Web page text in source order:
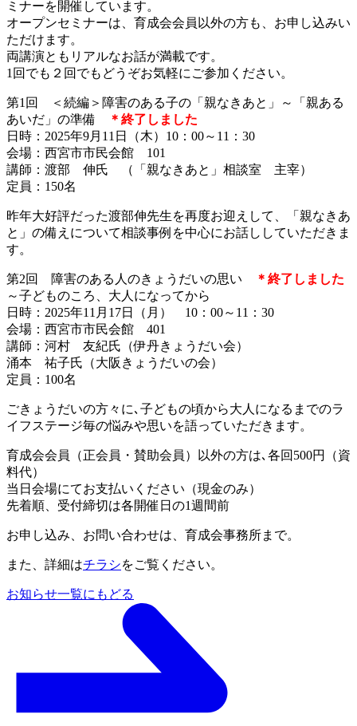
ミナーを開催しています。
オープンセミナーは、育成会会員以外の方も、お申し込みい
ただけます。
両講演ともリアルなお話が満載です。
1回でも２回でもどうぞお気軽にご参加ください。
第1回 ＜続編＞障害のある子の「親なきあと」～「親ある
あいだ」の準備
＊終了しました
日時：2025年9月11日（木）10：00～11：30
会場：西宮市市民会館 101
講師：渡部 伸氏 （「親なきあと」相談室 主宰）
定員：150名
昨年大好評だった渡部伸先生を再度お迎えして、「親なきあ
と」の備えについて相談事例を中心にお話ししていただきま
す。
第2回 障害のある人のきょうだいの思い
＊終了しました
～子どものころ、大人になってから
日時：2025年11月17日（月） 10：00～11：30
会場：西宮市市民会館 401
講師：河村 友紀氏（伊丹きょうだい会）
涌本 祐子氏（大阪きょうだいの会）
定員：100名
ごきょうだいの方々に､子どもの頃から大人になるまでのラ
イフステージ毎の悩みや思いを語っていただきます。
育成会会員（正会員・賛助会員）以外の方は､各回500円（資
料代）
当日会場にてお支払いください（現金のみ）
先着順、受付締切は各開催日の1週間前
お申し込み、お問い合わせは、育成会事務所まで。
また、詳細はチラシをご覧ください。
お知らせ一覧にもどる